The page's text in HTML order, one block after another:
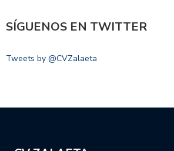
SÍGUENOS EN TWITTER
Tweets by @CVZalaeta